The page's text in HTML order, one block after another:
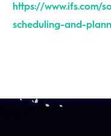
https://www.ifs.com/
scheduling-and-